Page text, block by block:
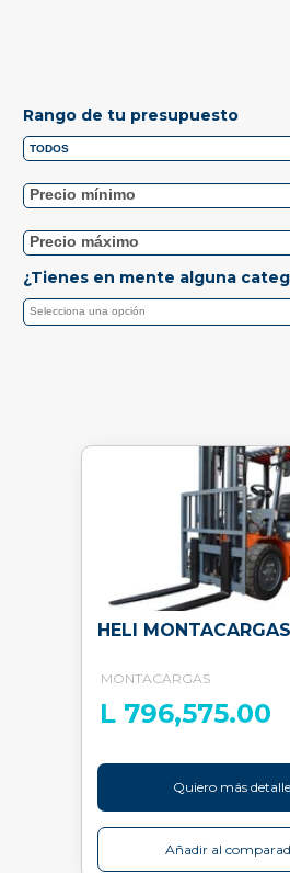
Rango de tu presupuesto
¿Tienes en mente alguna
HELI MONTACARGAS
MONTACARGAS
L 796,575.00
Quiero más
Añadir al